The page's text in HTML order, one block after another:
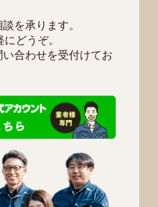
を承ります。
どうぞ。
合わせを受付けてお